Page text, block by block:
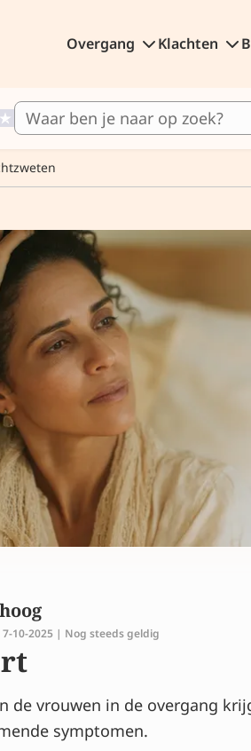
Overgang Klachten
7-10-2025 | Nog steeds geldig
de vrouwen in de overgang
symptomen.